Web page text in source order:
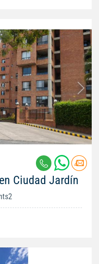
Ciudad Jardín